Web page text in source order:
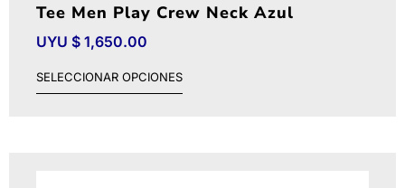
Tee Men Play Crew Neck Azul
UYU $ 1,650.00
SELECCIONAR OPCIONES